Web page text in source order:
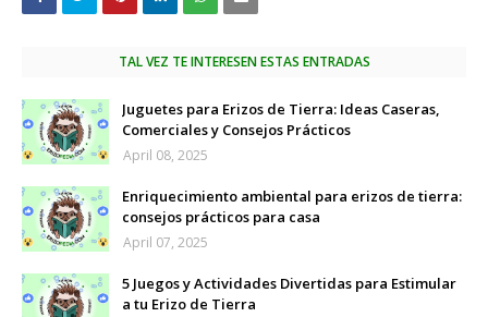
TAL VEZ TE INTERESEN ESTAS ENTRADAS
Juguetes para Erizos de Tierra: Ideas Caseras,
Comerciales y Consejos Prácticos
April 08, 2025
Enriquecimiento ambiental para erizos de tierra:
consejos prácticos para casa
April 07, 2025
5 Juegos y Actividades Divertidas para Estimular
a tu Erizo de Tierra